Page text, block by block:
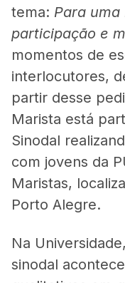
tema: Para uma
participação e
momentos de
interlocutores,
partir desse
Marista está
Sinodal
com jovens da
Maristas,
Porto Alegre.
Na
sinodal